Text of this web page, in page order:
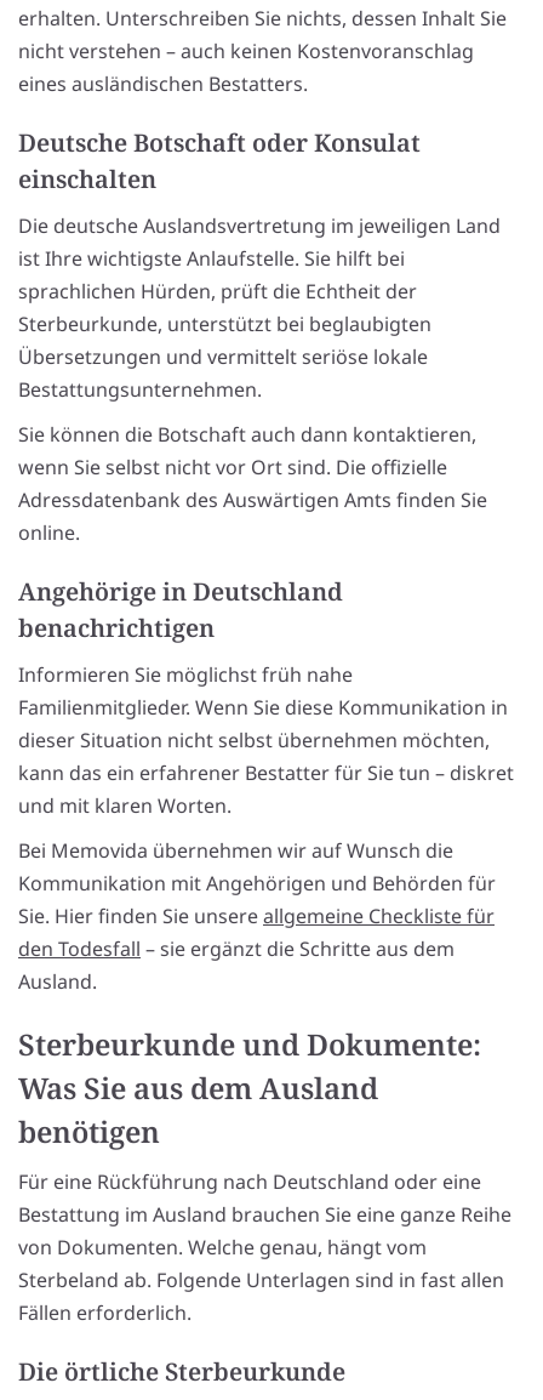
erhalten. Unterschreiben Sie nichts, dessen Inhalt Sie
nicht verstehen – auch keinen Kostenvoranschlag
eines ausländischen Bestatters.
Deutsche Botschaft oder Konsulat
einschalten
Die deutsche Auslandsvertretung im jeweiligen Land
ist Ihre wichtigste Anlaufstelle. Sie hilft bei
sprachlichen Hürden, prüft die Echtheit der
Sterbeurkunde, unterstützt bei beglaubigten
Übersetzungen und vermittelt seriöse lokale
Bestattungsunternehmen.
Sie können die Botschaft auch dann kontaktieren,
wenn Sie selbst nicht vor Ort sind. Die offizielle
Adressdatenbank des Auswärtigen Amts finden Sie
online.
Angehörige in Deutschland
benachrichtigen
Informieren Sie möglichst früh nahe
Familienmitglieder. Wenn Sie diese Kommunikation in
dieser Situation nicht selbst übernehmen möchten,
kann das ein erfahrener Bestatter für Sie tun – diskret
und mit klaren Worten.
Bei Memovida übernehmen wir auf Wunsch die
Kommunikation mit Angehörigen und Behörden für
Sie. Hier finden Sie unsereallgemeine Checkliste für
den Todesfall – sie ergänzt die Schritte aus dem
Ausland.
Sterbeurkunde und Dokumente:
Was Sie aus dem Ausland
benötigen
Für eine Rückführung nach Deutschland oder eine
Bestattung im Ausland brauchen Sie eine ganze Reihe
von Dokumenten. Welche genau, hängt vom
Sterbeland ab. Folgende Unterlagen sind in fast allen
Fällen erforderlich.
Die örtliche Sterbeurkunde